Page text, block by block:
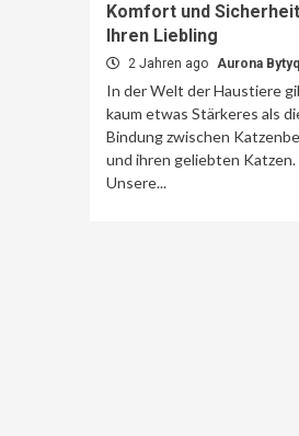
Komfort und
Ihren Liebling
2 Jahren ago Aurona
In der Welt der Haustiere
kaum etwas Stärkeres als
Bindung zwischen
und ihren geliebten Katzen.
Unsere...